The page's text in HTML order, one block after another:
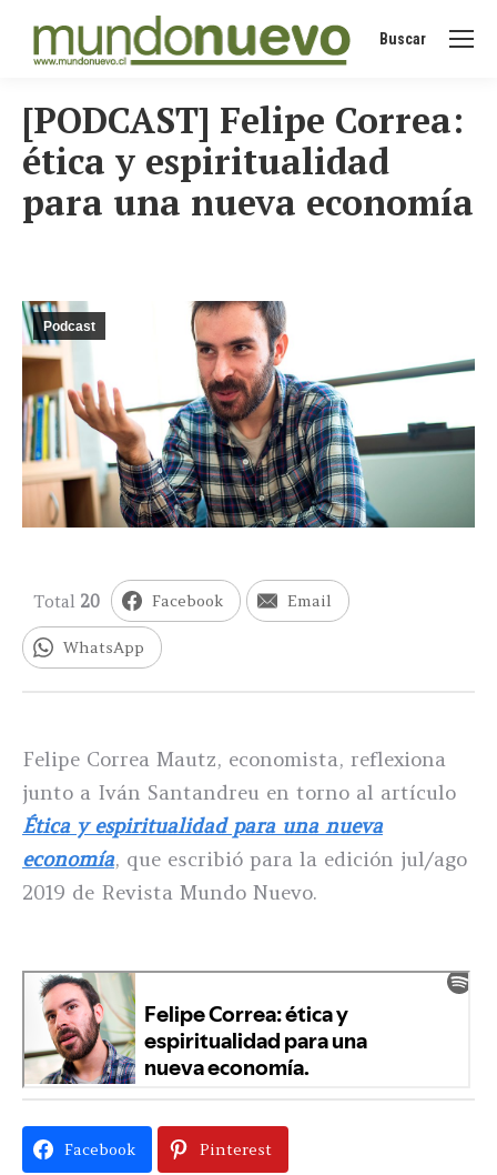
Buscar:
Buscar
[PODCAST] Felipe Correa:
ética y espiritualidad
para una nueva economía
Podcast
Total 20 Facebook Email
WhatsApp
Felipe Correa Mautz, economista, reflexiona
junto a Iván Santandreu en torno al artículo
Ética y espiritualidad para una nueva
economía, que escribió para la edición jul/ago
2019 de Revista Mundo Nuevo.
Facebook Pinterest